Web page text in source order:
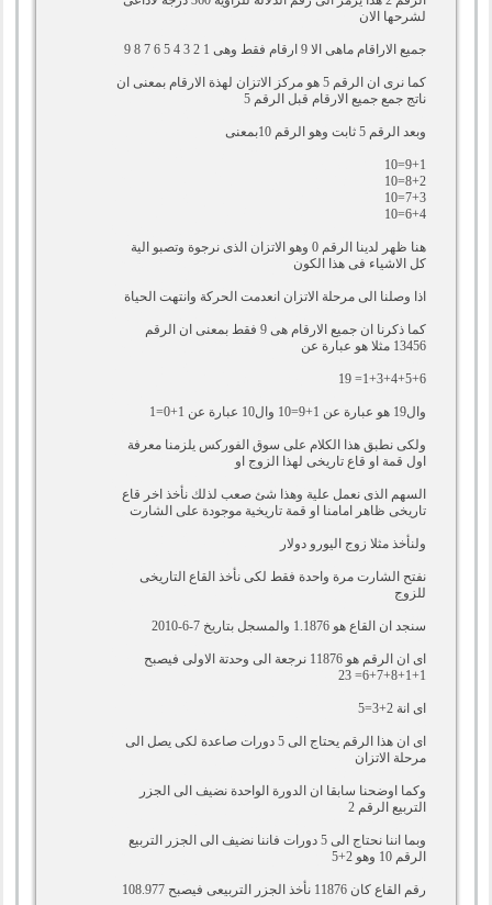
لشرحها الان
جميع الاراقام ماهى الا 9 ارقام فقط وهى 1 2 3 4 5 6 7 8 9
كما نرى ان الرقم 5 هو مركز الاتزان لهذة الارقام بمعنى ان
ناتج جمع جميع الارقام قبل الرقم 5
وبعد الرقم 5 ثابت وهو الرقم 10بمعنى
9+1=10
8+2=10
7+3=10
6+4=10
هنا ظهر لدينا الرقم 0 وهو الاتزان الذى نرجوة وتصبو الية
كل الاشياء فى هذا الكون
اذا وصلنا الى مرحلة الاتزان انعدمت الحركة وانتهت الحياة
كما ذكرنا ان جميع الارقام هى 9 فقط بمعنى ان الرقم
13456 مثلا هو عبارة عن
1+3+4+5+6= 19
وال19 هو عبارة عن 1+9=10 وال10 عبارة عن 1+0=1
ولكى نطبق هذا الكلام على سوق الفوركس يلزمنا معرفة
اول قمة او قاع تاريخى لهذا الزوج او
السهم الذى نعمل علية وهذا شئ صعب لذلك نأخذ اخر قاع
تاريخى ظاهر امامنا او قمة تاريخية موجودة على الشارت
ولنأخذ مثلا زوج اليورو دولار
نفتح الشارت مرة واحدة فقط لكى نأخذ القاع التاريخى
للزوج
سنجد ان القاع هو 1.1876 والمسجل بتاريخ 7-6-2010
اى ان الرقم هو 11876 نرجعة الى وحدتة الاولى فيصبح
1+1+8+7+6= 23
اى انة 2+3=5
اى ان هذا الرقم يحتاج الى 5 دورات صاعدة لكى يصل الى
مرحلة الاتزان
وكما اوضحنا سابقا ان الدورة الواحدة نضيف الى الجزر
التربيع الرقم 2
وبما اننا نحتاج الى 5 دورات فاننا نضيف الى الجزر التربيع
الرقم 10 وهو 2+5
رقم القاع كان 11876 نأخذ الجزر التربيعى فيصبح 108.977